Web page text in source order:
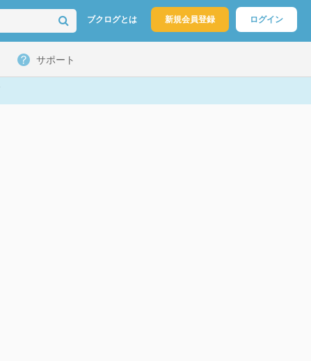
ブクログとは 新規会員登録 ログイン
サポート